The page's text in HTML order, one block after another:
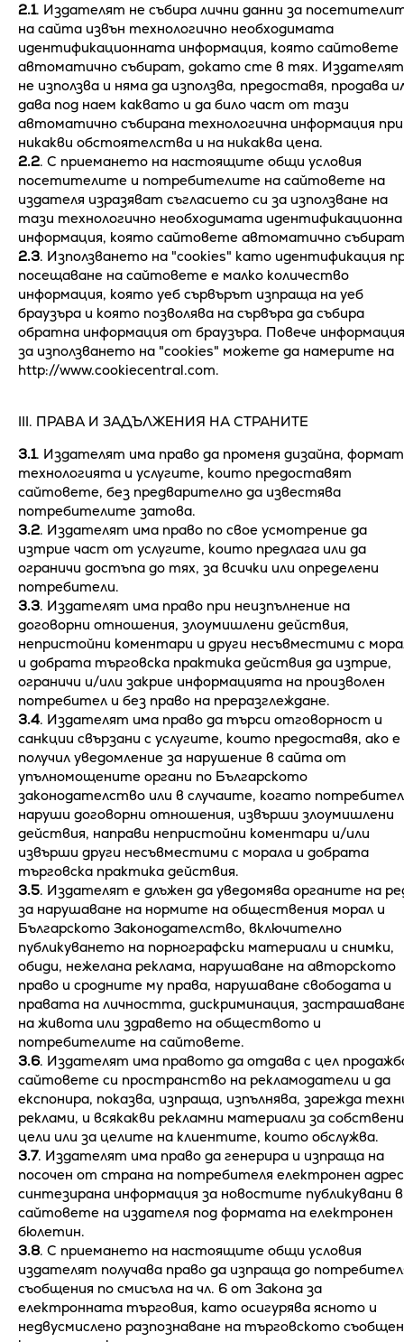
2.1. Издателят не събира лични данни за
на сайта извън технологично необходимата
идентификационната информация, която сайтовете
автоматично събират, докато сте в тях. Издателят
не използва и няма да използва, предоставя, продава
дава под наем каквато и да било част от тази
автоматично събирана технологична информация при
никакви обстоятелства и на никаква цена.
2.2. С приемането на настоящите общи условия
посетителите и потребителите на сайтовете на
издателя изразяват съгласието си за използване на
тази технологично необходимата идентификационна
информация, която сайтовете автоматично
2.3. Използването на "cookies" като идентификация
посещаване на сайтовете е малко количество
информация, която уеб сървърът изпраща на уеб
браузъра и която позволява на сървъра да събира
обратна информация от браузъра. Повече информация
за използването на "cookies" можете да намерите на
http://www.cookiecentral.com.
ІІІ. ПРАВА И ЗАДЪЛЖЕНИЯ НА СТРАНИТЕ
3.1. Издателят има право да променя дизайна,
технологията и услугите, които предоставят
сайтовете, без предварително да известява
потребителите затова.
3.2. Издателят има право по свое усмотрение да
изтрие част от услугите, които предлага или да
ограничи достъпа до тях, за всички или определени
потребители.
3.3. Издателят има право при неизпълнение на
договорни отношения, злоумишлени действия,
непристойни коментари и други несъвместими с
и добрата търговска практика действия да изтрие,
ограничи и/или закрие информацията на произволен
потребител и без право на преразглеждане.
3.4. Издателят има право да търси отговорност и
санкции свързани с услугите, които предоставя, ако е
получил уведомление за нарушение в сайта от
упълномощените органи по Българското
законодателство или в случаите, когато потребител
наруши договорни отношения, извърши злоумишлени
действия, направи непристойни коментари и/или
извърши други несъвместими с морала и добрата
търговска практика действия.
3.5. Издателят е длъжен да уведомява органите на
за нарушаване на нормите на обществения морал и
Българското Законодателство, включително
публикуването на порнографски материали и снимки,
обиди, нежелана реклама, нарушаване на авторското
право и сродните му права, нарушаване свободата и
правата на личността, дискриминация,
на живота или здравето на обществото и
потребителите на сайтовете.
3.6. Издателят има правото да отдава с цел
сайтовете си пространство на рекламодатели и да
експонира, показва, изпраща, изпълнява, зарежда
реклами, и всякакви рекламни материали за собствени
цели или за целите на клиентите, които обслужва.
3.7. Издателят има право да генерира и изпраща на
посочен от страна на потребителя електронен адрес
синтезирана информация за новостите публикувани в
сайтовете на издателя под формата на електронен
бюлетин.
3.8. С приемането на настоящите общи условия
издателят получава право да изпраща до
съобщения по смисъла на чл. 6 от Закона за
електронната търговия, като осигурява ясното и
недвусмислено разпознаване на търговското